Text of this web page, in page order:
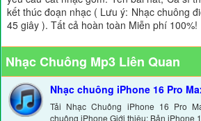
kết thúc đoạn nhạc ( Lưu ý: Nhạc chuông
45 giây ). Tất cả hoàn toàn Miễn phí 100%!
Nhạc Chuông Mp3 Liên Quan
Nhạc chuông iPhone 16 Pro
Tải Nhạc Chuông iPhone 16 Pro
chuông iPhone Giới thiệu: Bản iPhone